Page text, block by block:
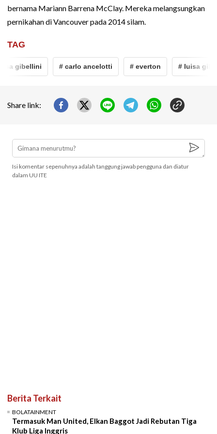
bernama Mariann Barrena McClay. Mereka melangsungkan
pernikahan di Vancouver pada 2014 silam.
TAG
gibellini # carlo ancelotti # everton # luisa
Share link:
Isi komentar sepenuhnya adalah tanggung jawab pengguna dan diatur
dalam UU ITE
Berita Terkait
BOLATAINMENT
Termasuk Man United, Elkan Baggot Jadi Rebutan Tiga
Klub Liga Inggris